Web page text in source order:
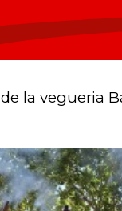
la vegueria